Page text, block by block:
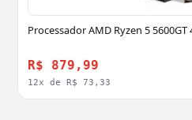
Processador AMD Ryzen 5
R$ 879,99
12x de R$ 73,33